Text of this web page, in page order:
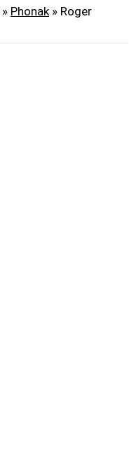
» Phonak» Roger